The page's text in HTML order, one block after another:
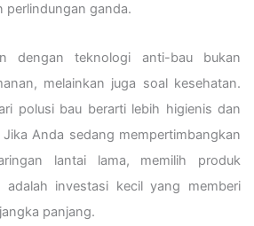
perlindungan ganda.
dengan teknologi anti-bau bukan
melainkan juga soal kesehatan.
polusi bau berarti lebih higienis dan
Anda sedang mempertimbangkan
lantai lama, memilih produk
investasi kecil yang memberi
panjang.